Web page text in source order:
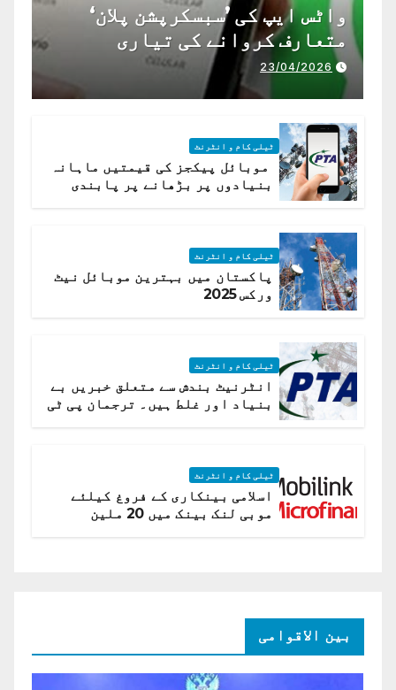
واٹس ایپ کی ’سبسکرپشن پلان‘
متعارف کروانے کی تیاری
23/04/2026
ٹیلی کام و انٹرنٹ
موبائل پیکجز کی قیمتیں ماہانہ
بنیادوں پر بڑھانے پر پابندی
ٹیلی کام و انٹرنٹ
پاکستان میں بہترین موبائل نیٹ
ورکس 2025
ٹیلی کام و انٹرنٹ
انٹرنیٹ بندش سے متعلق خبریں بے
بنیاد اور غلط ہیں۔ ترجمان پی ٹی
ٹیلی کام و انٹرنٹ
اسلامی بینکاری کے فروغ کیلئے
موبی لنک بینک میں 20 ملین
بین الاقوامی